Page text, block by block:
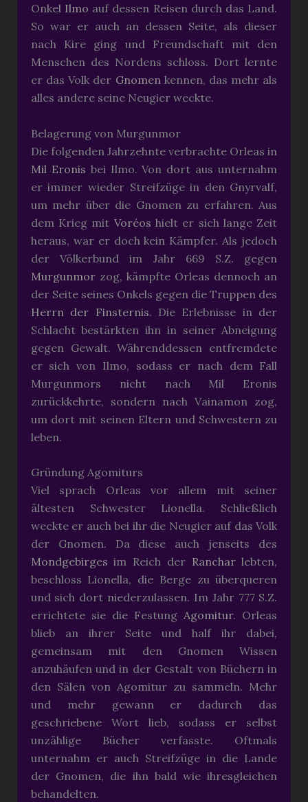
Onkel Ilmo auf dessen Reisen durch das Land.
So war er auch an dessen Seite, als dieser
nach Kire ging und Freundschaft mit den
Menschen des Nordens schloss. Dort lernte
er das Volk der Gnomenkennen, das mehr als
alles andere seine Neugier weckte.
Belagerung von Murgunmor
Die folgenden Jahrzehnte verbrachte Orleas in
Mil Eronis bei Ilmo. Von dort aus unternahm
er immer wieder Streifzüge in den Gnyrvalf,
um mehr über die Gnomen zu erfahren. Aus
dem Krieg mit Voréos hielt er sich lange Zeit
heraus, war er doch kein Kämpfer. Als jedoch
der Völkerbund im Jahr 669 S.Z. gegen
Murgunmorzog, kämpfte Orleas dennoch an
der Seite seines Onkels gegen die Truppen des
Herrn der Finsternis. Die Erlebnisse in der
Schlacht bestärkten ihn in seiner Abneigung
gegen Gewalt. Währenddessen entfremdete
er sich von Ilmo, sodass er nach dem Fall
Murgunmors nicht nach Mil Eronis
zurückkehrte, sondern nach Vainamon zog,
um dort mit seinen Eltern und Schwestern zu
leben.
Gründung Agomiturs
Viel sprach Orleas vor allem mit seiner
ältesten Schwester Lionella. Schließlich
weckte er auch bei ihr die Neugier auf das Volk
der Gnomen. Da diese auch jenseits des
Mondgebirges im Reich der Rancharlebten,
beschloss Lionella, die Berge zu überqueren
und sich dort niederzulassen. Im Jahr 777 S.Z.
errichtete sie die FestungAgomitur. Orleas
blieb an ihrer Seite und half ihr dabei,
gemeinsam mit den Gnomen Wissen
anzuhäufen und in der Gestalt von Büchern in
den Sälen von Agomitur zu sammeln. Mehr
und mehr gewann er dadurch das
geschriebene Wort lieb, sodass er selbst
unzählige Bücher verfasste. Oftmals
unternahm er auch Streifzüge in die Lande
der Gnomen, die ihn bald wie ihresgleichen
behandelten.